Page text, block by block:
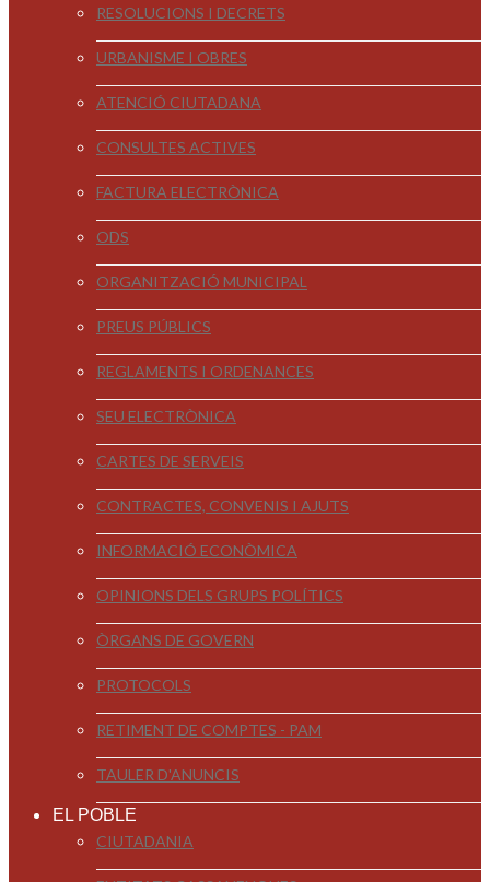
RESOLUCIONS I DECRETS
URBANISME I OBRES
ATENCIÓ CIUTADANA
CONSULTES ACTIVES
FACTURA ELECTRÒNICA
ODS
ORGANITZACIÓ MUNICIPAL
PREUS PÚBLICS
REGLAMENTS I ORDENANCES
SEU ELECTRÒNICA
CARTES DE SERVEIS
CONTRACTES, CONVENIS I AJUTS
INFORMACIÓ ECONÒMICA
OPINIONS DELS GRUPS POLÍTICS
ÒRGANS DE GOVERN
PROTOCOLS
RETIMENT DE COMPTES - PAM
TAULER D'ANUNCIS
EL POBLE
CIUTADANIA